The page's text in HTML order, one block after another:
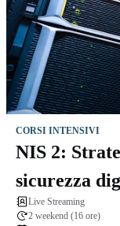
CORSI INTENSIVI
NIS 2:
sicurezza
Live Streaming
2 weekend (16 ore)